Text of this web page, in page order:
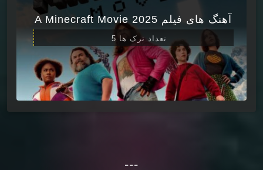
آهنگ های فیلم A Minecraft Movie 2025
تعداد ترک ها 5
---